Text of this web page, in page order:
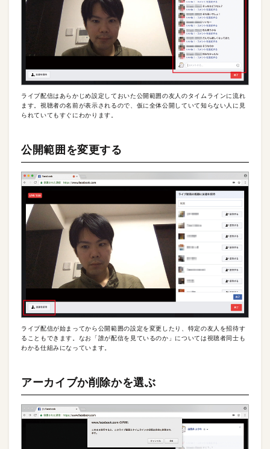
ライブ配信はあらかじめ設定しておいた公開範囲の友人のタイムラインに流れ
ます。視聴者の名前が表示されるので、仮に全体公開していて知らない人に見
られていてもすぐにわかります。
公開範囲を変更する
ライブ配信が始まってから公開範囲の設定を変更したり、特定の友人を招待す
ることもできます。なお「誰が配信を見ているのか」については視聴者同士も
わかる仕組みになっています。
アーカイブか削除かを選ぶ